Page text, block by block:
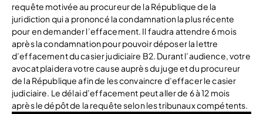
requête motivée au procureur de la République de la
juridiction qui a prononcé la condamnation la plus récente
pour en demander l’effacement. Il faudra attendre 6 mois
après la condamnation pour pouvoir déposer la lettre
d’effacement du casier judiciaire B2. Durant l’audience, votre
avocat plaidera votre cause auprès du juge et du procureur
de la République afin de les convaincre d’effacer le casier
judiciaire. Le délai d’effacement peut aller de 6 à 12 mois
après le dépôt de la requête selon les tribunaux compétents.